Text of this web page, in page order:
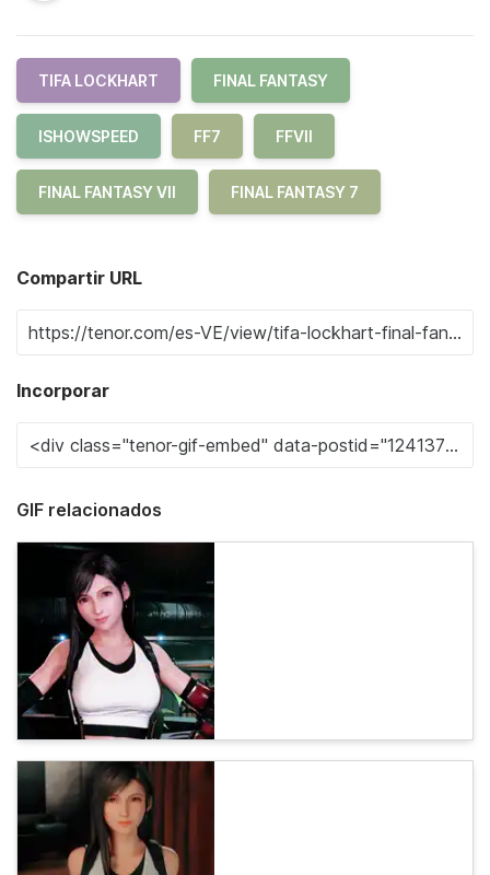
TIFA LOCKHART FINAL FANTASY
ISHOWSPEED FF7 FFVII
FINAL FANTASY VII FINAL FANTASY 7
Compartir URL
Incorporar
GIF relacionados